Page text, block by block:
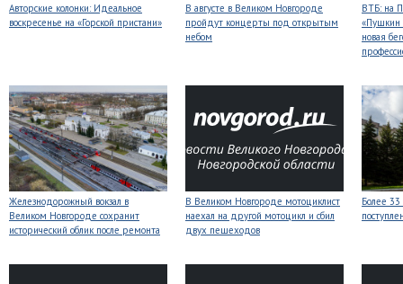
Авторские колонки: Идеальное
воскресенье на «Горской пристани»
В августе в Великом Новгороде
пройдут концерты под открытым
небом
ВТБ: на
«Пушкин
новая
Железнодорожный вокзал в
Великом Новгороде сохранит
исторический облик после ремонта
В Великом Новгороде мотоциклист
наехал на другой мотоцикл и сбил
двух пешеходов
Более 33